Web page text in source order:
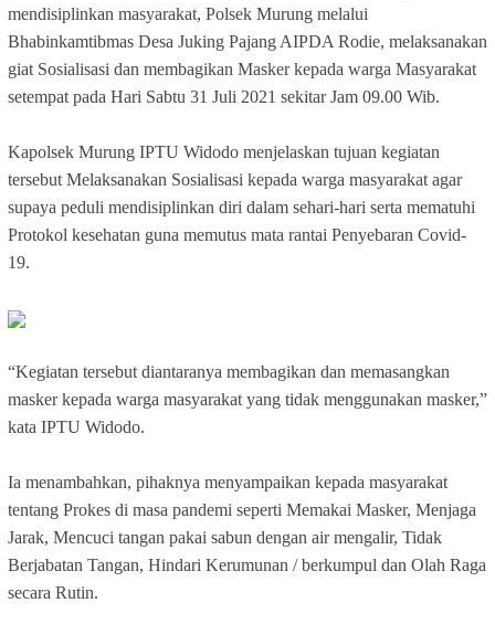
mendisiplinkan masyarakat, Polsek Murung melalui
Bhabinkamtibmas Desa Juking Pajang AIPDA Rodie, melaksanakan
giat Sosialisasi dan membagikan Masker kepada warga Masyarakat
setempat pada Hari Sabtu 31 Juli 2021 sekitar Jam 09.00 Wib.
Kapolsek Murung IPTU Widodo menjelaskan tujuan kegiatan
tersebut Melaksanakan Sosialisasi kepada warga masyarakat agar
supaya peduli mendisiplinkan diri dalam sehari-hari serta mematuhi
Protokol kesehatan guna memutus mata rantai Penyebaran Covid-
19.
“Kegiatan tersebut diantaranya membagikan dan memasangkan
masker kepada warga masyarakat yang tidak menggunakan masker,”
kata IPTU Widodo.
Ia menambahkan, pihaknya menyampaikan kepada masyarakat
tentang Prokes di masa pandemi seperti Memakai Masker, Menjaga
Jarak, Mencuci tangan pakai sabun dengan air mengalir, Tidak
Berjabatan Tangan, Hindari Kerumunan / berkumpul dan Olah Raga
secara Rutin.